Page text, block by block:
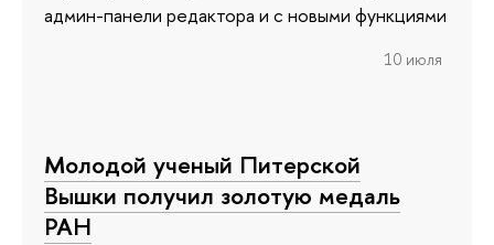
админ-панели редактора и с новыми функциями
10 июля
Молодой ученый Питерской
Вышки получил золотую медаль
РАН